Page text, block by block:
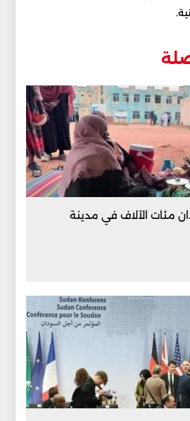
مئات الآلاف في مدينة